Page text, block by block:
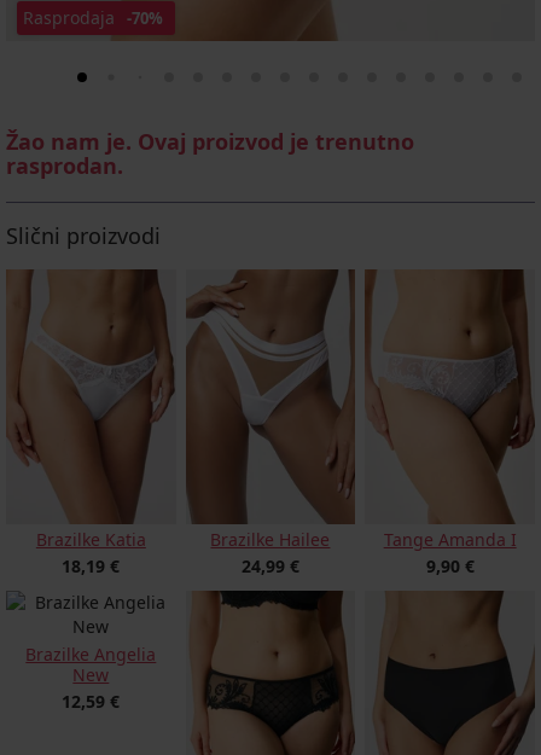
Rasprodaja -70%
Žao nam je. Ovaj proizvod je trenutno
rasprodan.
Slični proizvodi
Brazilke Katia
18,19 €
Brazilke Hailee
24,99 €
Tange Amanda I
9,90 €
Brazilke Angelia
New
12,59 €